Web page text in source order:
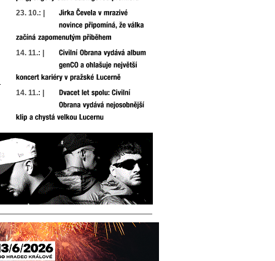
23. 10.: |
14. 11.: |
14. 11.: |